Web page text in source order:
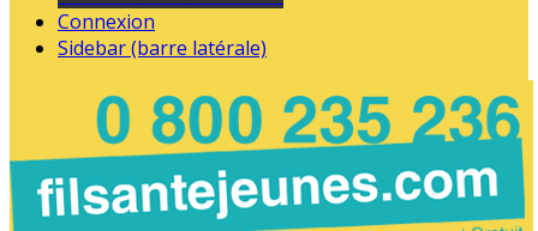
Connexion
Sidebar (barre latérale)